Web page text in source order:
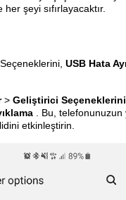
şeyi sıfırlayacaktır.
USB Hata
> Geliştirici Seçeneklerini
. Bu,
etkinleştirin.